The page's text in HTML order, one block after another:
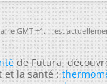
GMT +1. Il est
de Futura,
et la santé :